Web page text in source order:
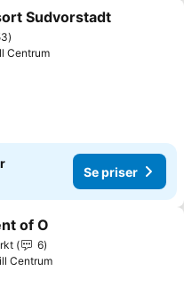
till i Mina Favoriter
Sudvorstadt
Centrum
Se priser
till i Mina Favoriter
of O
6
Centrum